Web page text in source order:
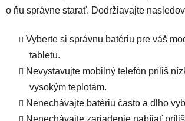
o ňu správne starať. Dodržiavajte
Vyberte si správnu batériu pre váš
tabletu.
Nevystavujte mobilný telefón príliš
vysokým teplotám.
Nenechávajte batériu často a dlho
Nenechávajte zariadenie nabíjať